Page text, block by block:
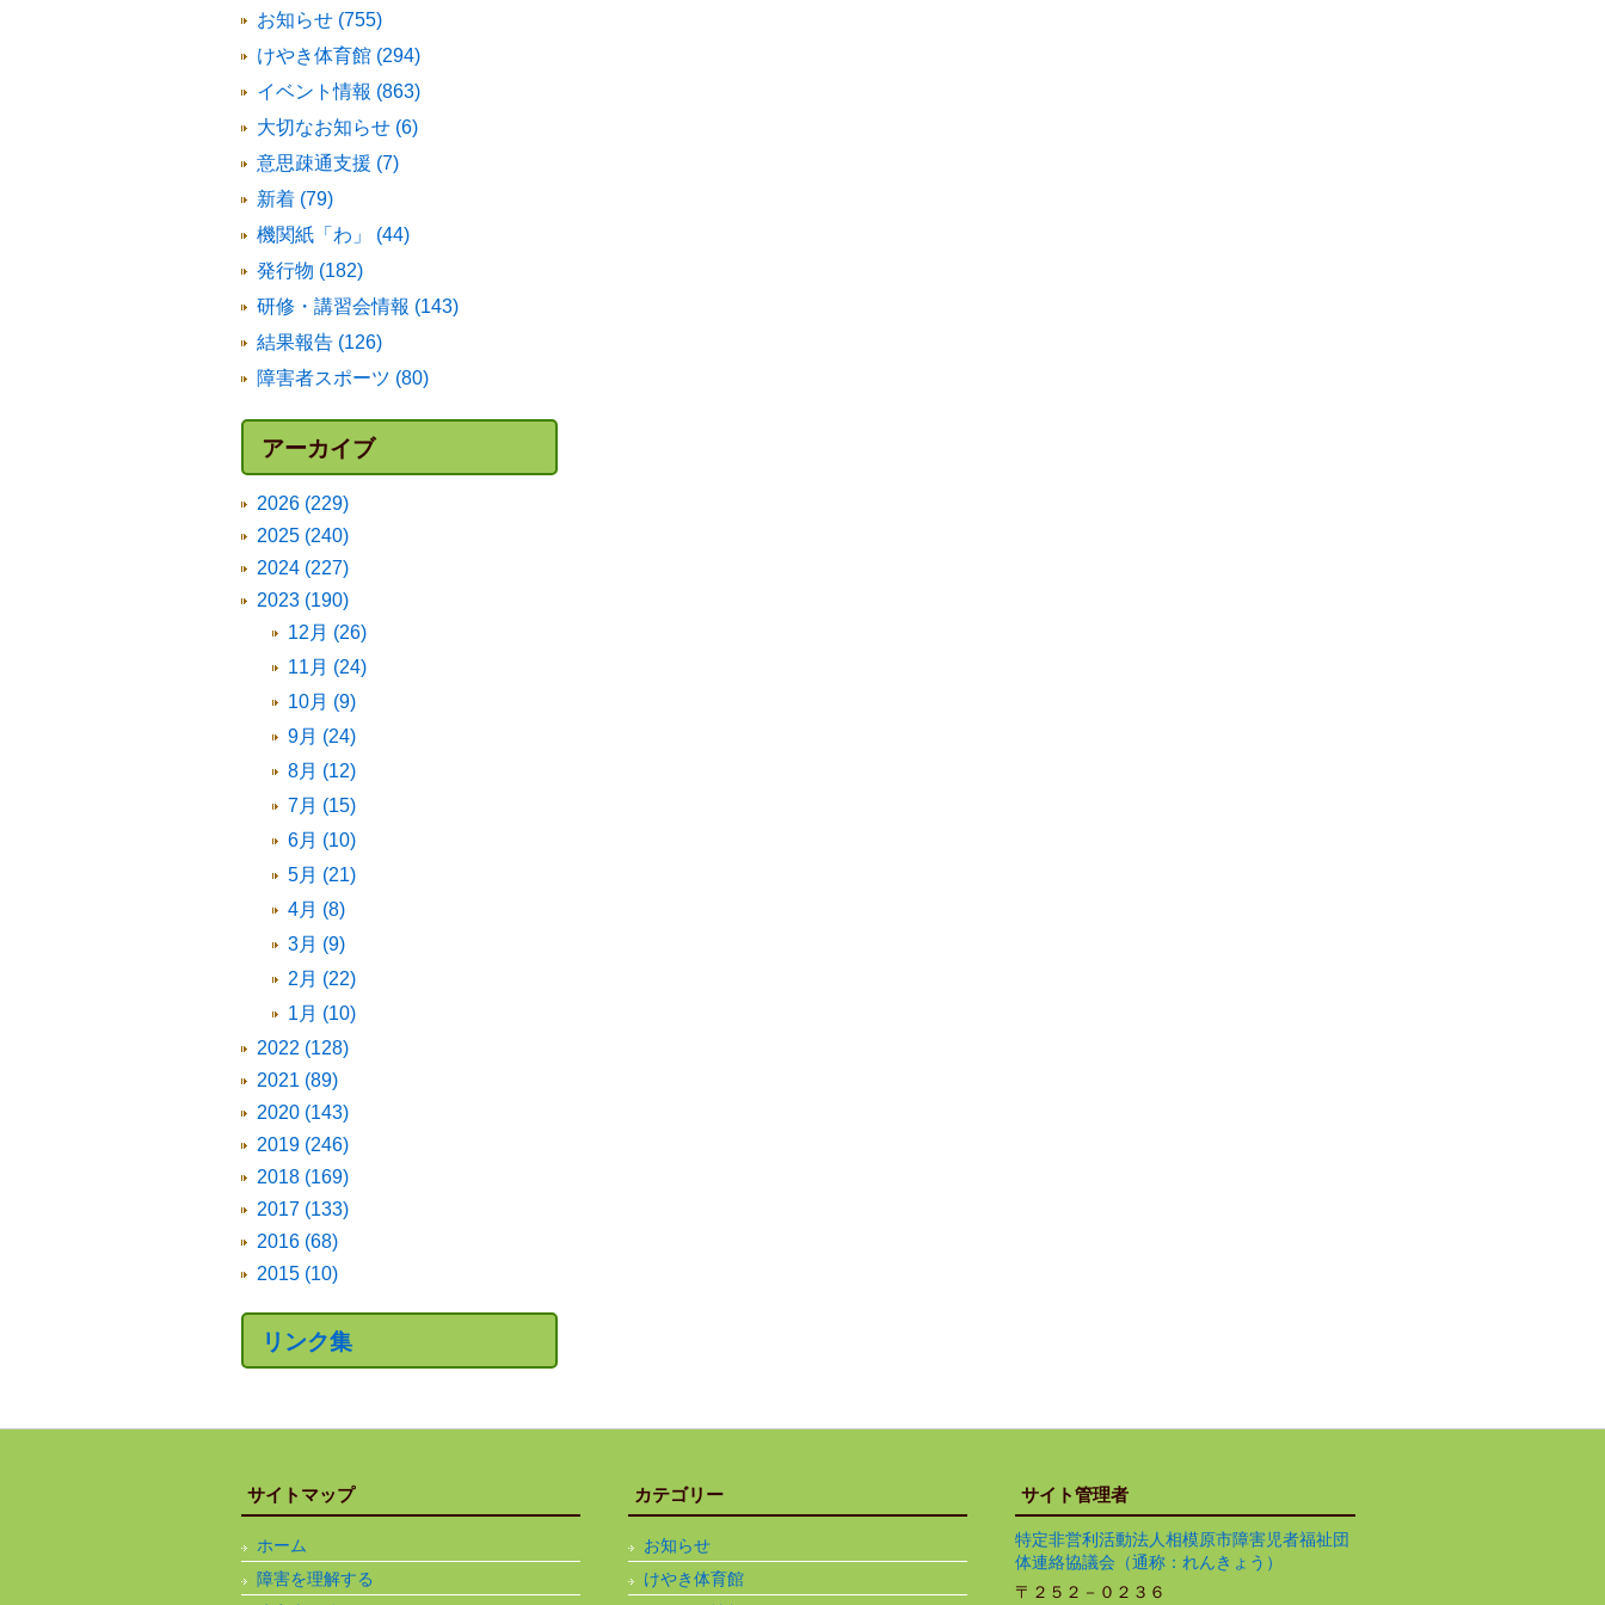
お知らせ (755)
けやき体育館 (294)
イベント情報 (863)
大切なお知らせ (6)
意思疎通支援 (7)
新着 (79)
機関紙「わ」 (44)
発行物 (182)
研修・講習会情報 (143)
結果報告 (126)
障害者スポーツ (80)
アーカイブ
2026 (229)
2025 (240)
2024 (227)
2023 (190)
12月 (26)
11月 (24)
10月 (9)
9月 (24)
8月 (12)
7月 (15)
6月 (10)
5月 (21)
4月 (8)
3月 (9)
2月 (22)
1月 (10)
2022 (128)
2021 (89)
2020 (143)
2019 (246)
2018 (169)
2017 (133)
2016 (68)
2015 (10)
リンク集
サイトマップ
ホーム
障害を理解する
カテゴリー
お知らせ
けやき体育館
サイト管理者
特定非営利活動法人相模原市障害児者福祉団
体連絡協議会（通称：れんきょう）
〒２５２－０２３６